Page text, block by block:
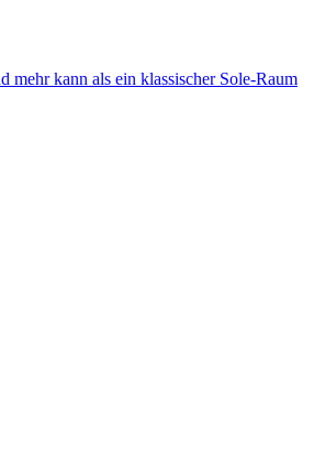
kann als ein klassischer Sole-Raum